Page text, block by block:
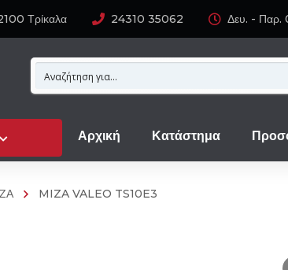
Τρίκαλα 24310 35062 Δευ. -
Αρχική Κατάστημα
MIZA VALEO TS10E3